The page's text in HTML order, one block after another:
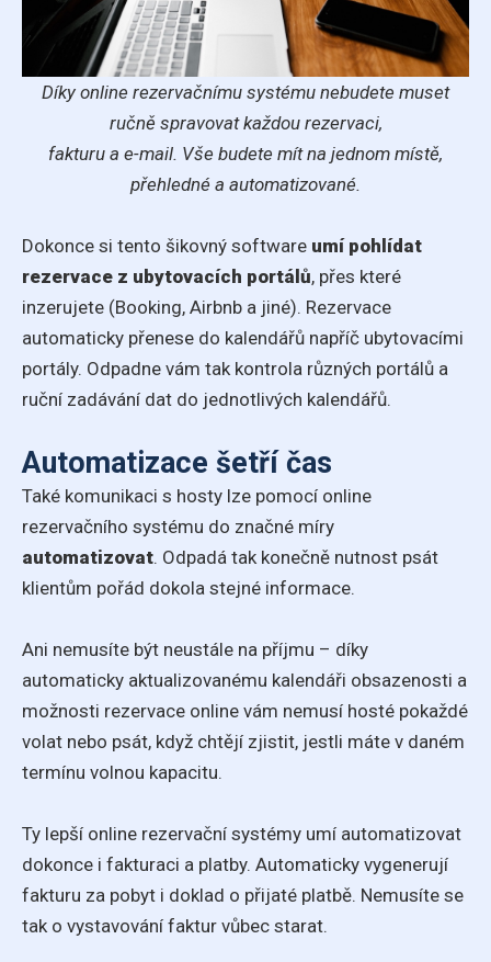
Díky online rezervačnímu systému nebudete muset
ručně spravovat každou rezervaci,
fakturu a e-mail. Vše budete mít na jednom místě,
přehledné a automatizované.
Dokonce si tento šikovný software umí pohlídat
rezervace z ubytovacích portálů, přes které
inzerujete (Booking, Airbnb a jiné). Rezervace
automaticky přenese do kalendářů napříč ubytovacími
portály. Odpadne vám tak kontrola různých portálů a
ruční zadávání dat do jednotlivých kalendářů.
Automatizace šetří čas
Také komunikaci s hosty lze pomocí online
rezervačního systému do značné míry
automatizovat. Odpadá tak konečně nutnost psát
klientům pořád dokola stejné informace.
Ani nemusíte být neustále na příjmu – díky
automaticky aktualizovanému kalendáři obsazenosti a
možnosti rezervace online vám nemusí hosté pokaždé
volat nebo psát, když chtějí zjistit, jestli máte v daném
termínu volnou kapacitu.
Ty lepší online rezervační systémy umí automatizovat
dokonce i fakturaci a platby. Automaticky vygenerují
fakturu za pobyt i doklad o přijaté platbě. Nemusíte se
tak o vystavování faktur vůbec starat.